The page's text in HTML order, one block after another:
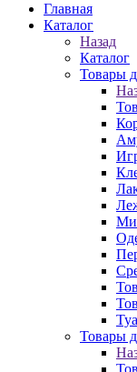
Главная
Каталог
Назад
Каталог
Товары
Товары